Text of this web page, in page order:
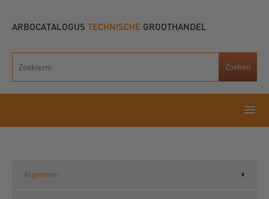
ARBOCATALOGUS TECHNISCHE GROOTHANDEL
Algemeen